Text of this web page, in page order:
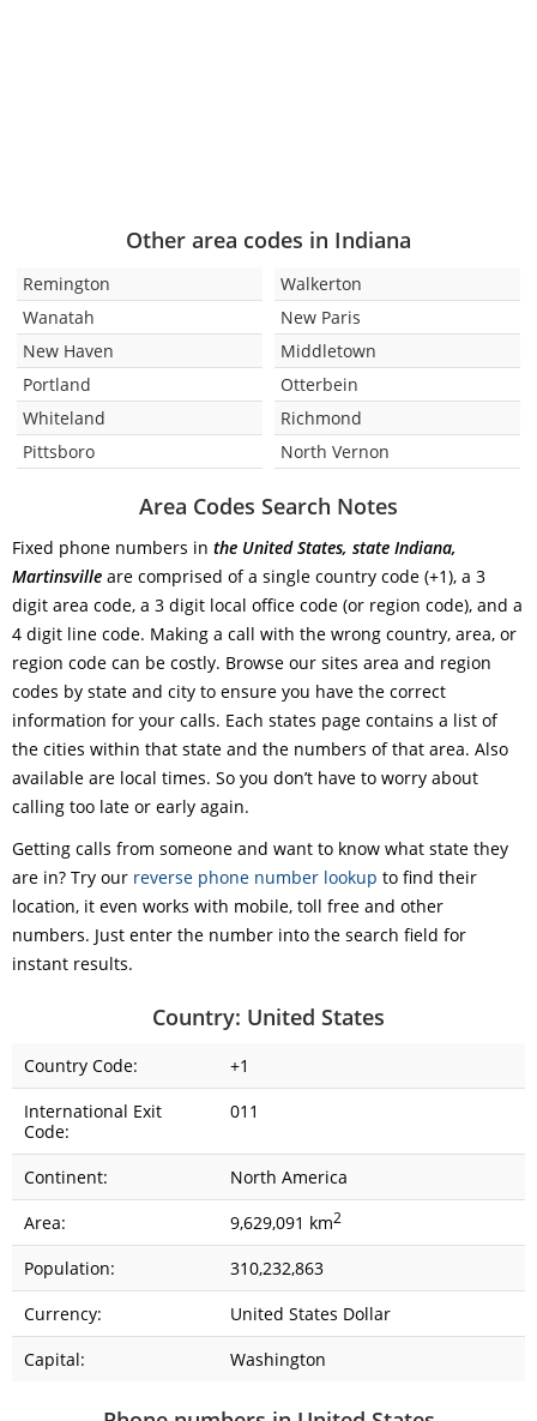
Other area codes in Indiana
Remington
Wanatah
New Haven
Portland
Whiteland
Pittsboro
Walkerton
New Paris
Middletown
Otterbein
Richmond
North Vernon
Area Codes Search Notes
Fixed phone numbers in the United States, state Indiana,
Martinsville are comprised of a single country code (+1), a 3
digit area code, a 3 digit local office code (or region code), and a
4 digit line code. Making a call with the wrong country, area, or
region code can be costly. Browse our sites area and region
codes by state and city to ensure you have the correct
information for your calls. Each states page contains a list of
the cities within that state and the numbers of that area. Also
available are local times. So you don’t have to worry about
calling too late or early again.
Getting calls from someone and want to know what state they
are in? Try our reverse phone number lookup to find their
location, it even works with mobile, toll free and other
numbers. Just enter the number into the search field for
instant results.
Country: United States
Country Code:
+1
International Exit
Code:
011
Continent:
North America
Area:
9,629,091 km2
Population:
310,232,863
Currency:
United States Dollar
Capital:
Washington